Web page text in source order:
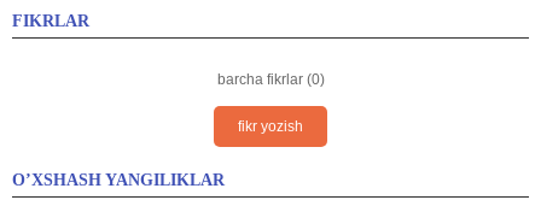
FIKRLAR
barcha fikrlar (0)
fikr yozish
O’XSHASH YANGILIKLAR